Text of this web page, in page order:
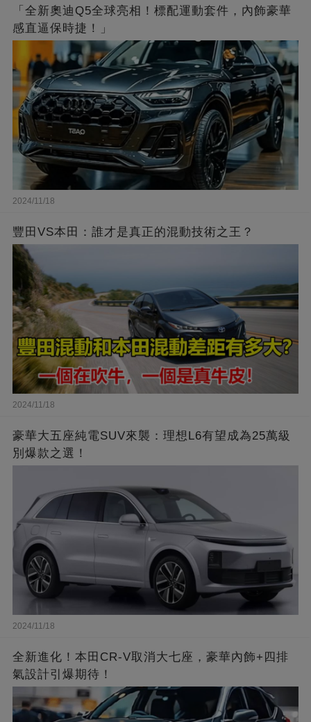
「全新奧迪Q5全球亮相！標配運動套件，內飾豪華
感直逼保時捷！」
2024/11/18
豐田VS本田：誰才是真正的混動技術之王？
2024/11/18
豪華大五座純電SUV來襲：理想L6有望成為25萬級
別爆款之選！
2024/11/18
全新進化！本田CR-V取消大七座，豪華內飾+四排
氣設計引爆期待！